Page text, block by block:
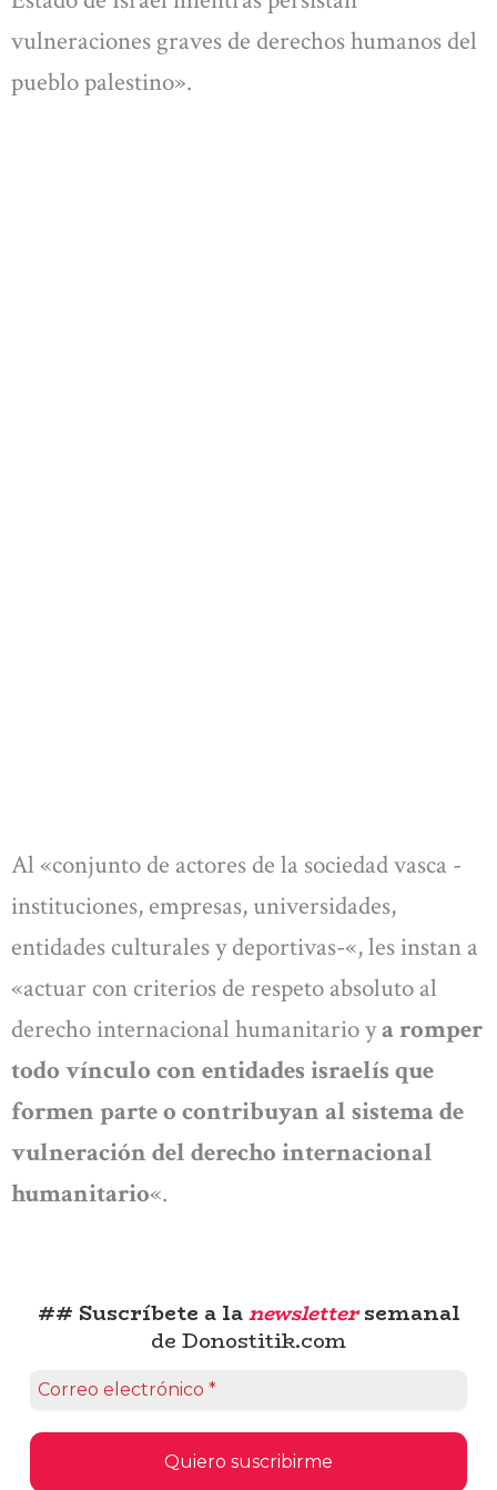
vulneraciones graves de derechos humanos del
pueblo palestino».
Al «conjunto de actores de la sociedad vasca -
instituciones, empresas, universidades,
entidades culturales y deportivas-«, les instan a
«actuar con criterios de respeto absoluto al
derecho internacional humanitario ya romper
todo vínculo con entidades israelís que
formen parte o contribuyan al sistema de
vulneración del derecho internacional
humanitario«.
## Suscríbete a lanewslettersemanal
de Donostitik.com